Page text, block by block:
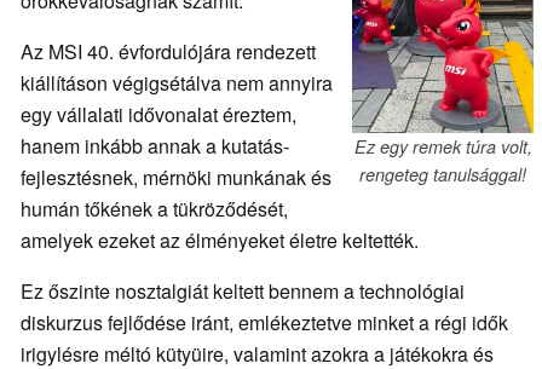
Ez egy remek túra volt,
rengeteg tanulsággal!
Az MSI 40. évfordulójára rendezett
kiállításon végigsétálva nem annyira
egy vállalati idővonalat éreztem,
hanem inkább annak a kutatás-
fejlesztésnek, mérnöki munkának és
humán tőkének a tükröződését,
amelyek ezeket az élményeket életre keltették.
Ez őszinte nosztalgiát keltett bennem a technológiai
diskurzus fejlődése iránt, emlékeztetve minket a régi idők
irigylésre méltó kütyüire, valamint azokra a játékokra és